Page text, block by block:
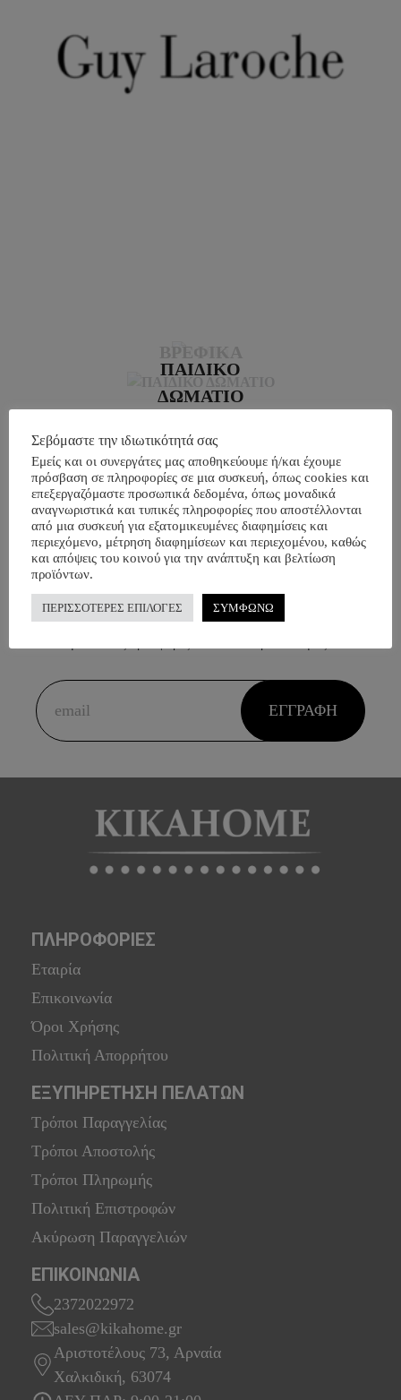
ΠΑΙΔΙΚΟ
ΔΩΜΑΤΙΟ
ΝΕΕΣ ΑΦΙΞΕΙΣ
NEWSLETTER
Εγγραφείτε εντελώς δωρεάν και μάθετε πρώτοι για όλες τις
ΠΛΗΡΟΦΟΡΙΕΣ
Εταιρία
Επικοινωνία
Όροι Χρήσης
Πολιτική Απορρήτου
ΕΞΥΠΗΡΕΤΗΣΗ ΠΕΛΑΤΩΝ
Τρόποι Παραγγελίας
Τρόποι Αποστολής
Τρόποι Πληρωμής
Πολιτική Επιστροφών
Ακύρωση Παραγγελιών
ΕΠΙΚΟΙΝΩΝΙΑ
2372022972
sales@kikahome.gr
Αριστοτέλους 73, Αρναία
Χαλκιδική, 63074
Σεβόμαστε την ιδιωτικότητά σας
Εμείς και οι συνεργάτες μας αποθηκεύουμε ή/και έχουμε
πρόσβαση σε πληροφορίες σε μια συσκευή, όπως cookies και
επεξεργαζόμαστε προσωπικά δεδομένα, όπως μοναδικά
αναγνωριστικά και τυπικές πληροφορίες που αποστέλλονται
από μια συσκευή για εξατομικευμένες διαφημίσεις και
περιεχόμενο, μέτρηση διαφημίσεων και περιεχομένου, καθώς
και απόψεις του κοινού για την ανάπτυξη και βελτίωση
προϊόντων.
ΠΕΡΙΣΣΟΤΕΡΕΣ ΕΠΙΛΟΓΕΣ ΣΥΜΦΩΝΩ